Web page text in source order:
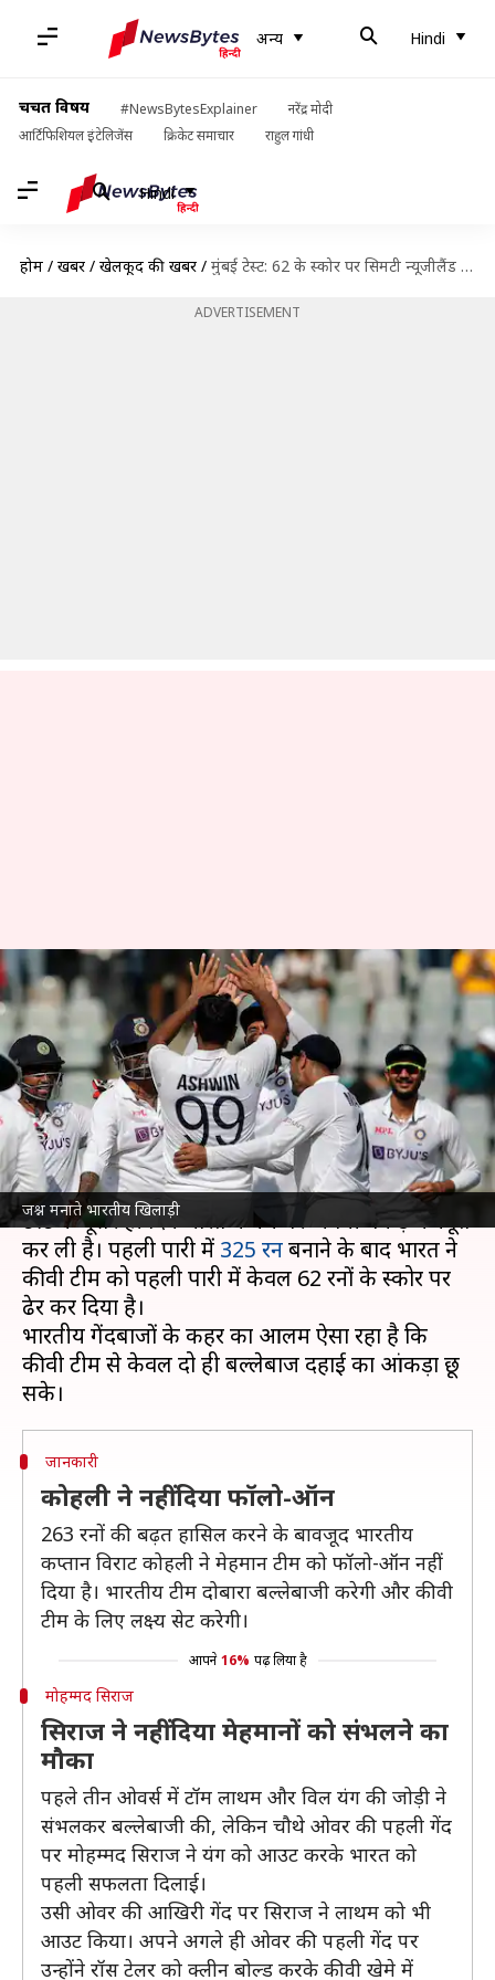
अन्य Hindi
चर्चित विषय #NewsBytesExplainer
नरेंद्र मोदी
आर्टिफिशियल इंटेलिजेंस
क्रिकेट समाचार राहुल गांधी
Hindi
होम / खबरें / खेलकूद की खबरें / मुंबई टेस्ट: 62 के स्कोर पर सिमटी न्यूजीलैंड की पहली पारी, मजबूत स्थिति में भारत
ADVERTISEMENT
जश्न मनाते भारतीय खिलाड़ी
मुंबई टेस्ट: 62 के स्कोर पर सिमटी
न्यूजीलैंड की पहली पारी, मजबूत
स्थिति में भारत
लेखन Neeraj Pandey Dec 04, 2021 03:40 pm
क्या है खबर?
भारतऔर न्यूजीलैंड के बीच मुंबई में खेले जा रहे दूसरे
टेस्ट के दूसरे ही दिन भारत ने मैच पर अपनी पकड़ मजबूत
कर ली है। पहली पारी में 325 रनबनाने के बाद भारत ने
कीवी टीम को पहली पारी में केवल 62 रनों के स्कोर पर
ढेर कर दिया है।
भारतीय गेंदबाजों के कहर का आलम ऐसा रहा है कि
कीवी टीम से केवल दो ही बल्लेबाज दहाई का आंकड़ा छू
जानकारी
कोहली ने नहीं दिया फॉलो-ऑन
263 रनों की बढ़त हासिल करने के बावजूद भारतीय
कप्तान विराट कोहली ने मेहमान टीम को फॉलो-ऑन नहीं
दिया है। भारतीय टीम दोबारा बल्लेबाजी करेगी और कीवी
टीम के लिए लक्ष्य सेट करेगी।
आपने 16% पढ़ लिया है
मोहम्मद सिराज
सिराज ने नहीं दिया मेहमानों को संभलने का
मौका
पहले तीन ओवर्स में टॉम लाथम और विल यंग की जोड़ी ने
संभलकर बल्लेबाजी की, लेकिन चौथे ओवर की पहली गेंद
पर मोहम्मद सिराज ने यंग को आउट करके भारत को
पहली सफलता दिलाई।
उसी ओवर की आखिरी गेंद पर सिराज ने लाथम को भी
आउट किया। अपने अगले ही ओवर की पहली गेंद पर
उन्होंने रॉस टेलर को क्लीन बोल्ड करके कीवी खेमे में